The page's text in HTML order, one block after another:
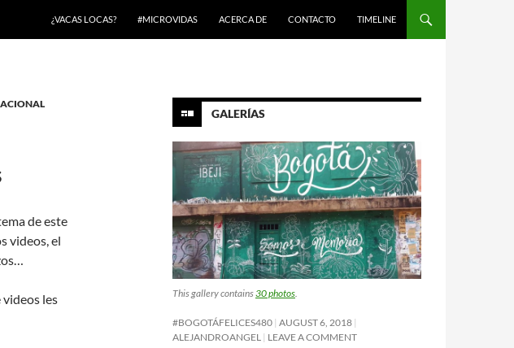
¿VACAS LOCAS? #MICROVIDAS ACERCA DE CONTACTO TIMELINE
de este
videos, el
les
GALERÍAS
This gallery contains30 photos.
#BOGOTÁFELICES480 AUGUST 6, 2018
ALEJANDROANGEL LEAVE A COMMENT